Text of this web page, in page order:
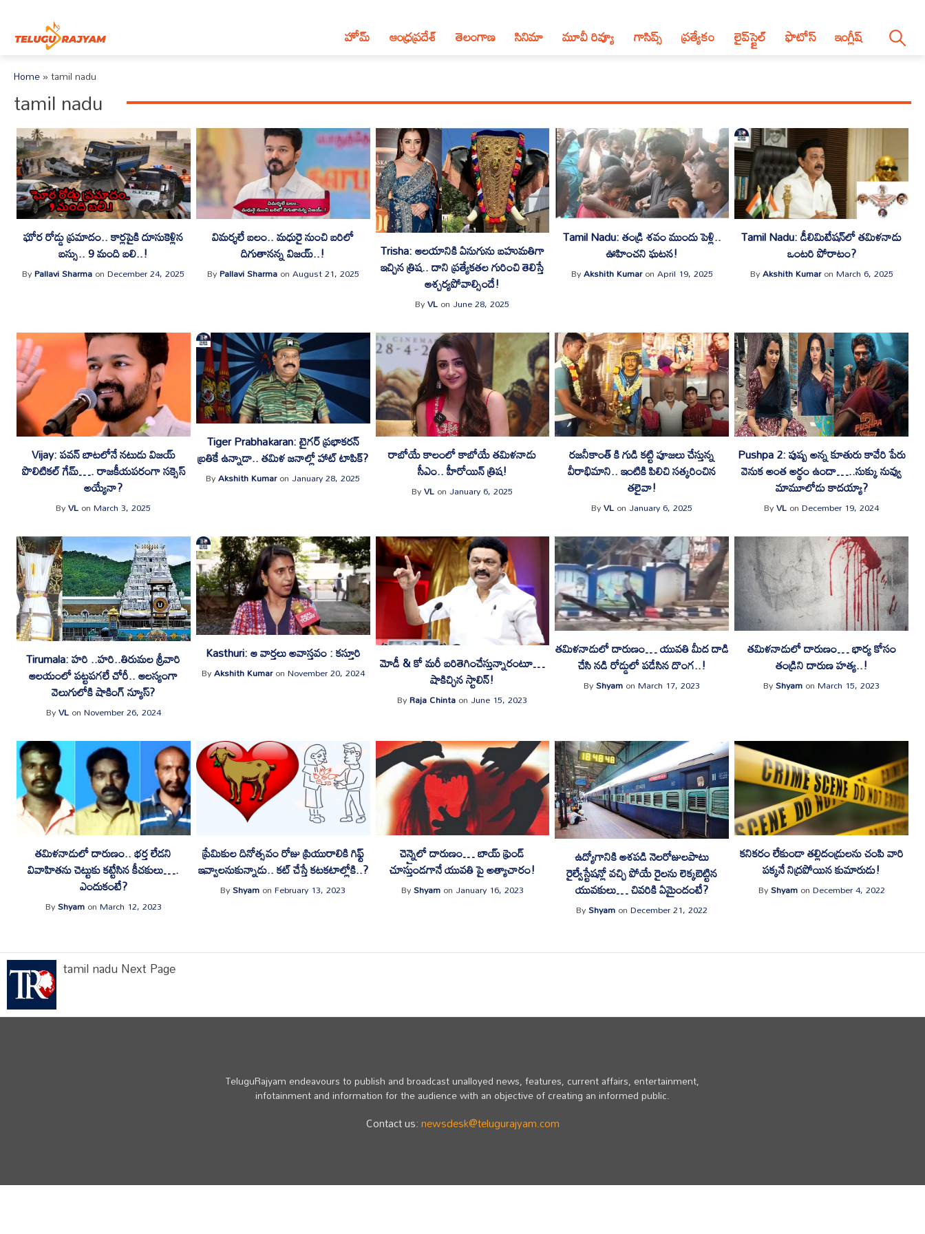
హోమ్ ఆంధ్ర‌ప్ర‌దేశ్‌ తెలంగాణ‌ సినిమా మూవీ రివ్యూ గాసిప్స్ ప్రత్యేకం లైప్‌స్టైల్‌ ఫొటోస్ ఇంగ్లీష్
Home»tamil nadu
tamil nadu
ఘోర రోడ్డు ప్రమాదం.. కార్లపైకి దూసుకెళ్లిన
బస్సు.. 9 మంది బలి..!
ByPallavi SharmaonDecember 24, 2025
విమర్శలే బలం.. మధురై నుంచి బరిలో
దిగుతానన్న విజయ్..!
ByPallavi SharmaonAugust 21, 2025
Trisha: ఆలయానికి ఏనుగును బహుమతిగా
ఇచ్చిన త్రిష.. దాని ప్రత్యేకతల గురించి తెలిస్తే
ఆశ్చర్యపోవాల్సిందే!
ByVLon June 28, 2025
Tamil Nadu: తండ్రి శవం ముందు పెళ్లి..
ఊహించని ఘటన!
ByAkshith KumaronApril 19, 2025
Tamil Nadu: డీలిమిటేషన్‌లో తమిళనాడు
ఒంటరి పోరాటం?
ByAkshith KumaronMarch 6, 2025
Vijay: పవన్ బాటలోనే నటుడు విజయ్
పొలిటికల్ గేమ్…. రాజకీయపరంగా సక్సెస్
అయ్యేనా?
ByVLonMarch 3, 2025
Tiger Prabhakaran: టైగర్ ప్రభాకరన్
బ్రతికే ఉన్నాడా.. తమిళ జనాల్లో హాట్ టాపిక్?
ByAkshith Kumaron January 28, 2025
రాబోయే కాలంలో కాబోయే తమిళనాడు
సీఎం.. హీరోయిన్ త్రిష!
ByVLon January 6, 2025
రజనీకాంత్ కి గుడి కట్టి పూజలు చేస్తున్న
వీరాభిమాని.. ఇంటికి పిలిచి సత్కరించిన
తలైవా!
ByVLon January 6, 2025
Pushpa 2: పుష్ప అన్న కూతురు కావేరి పేరు
వెనుక అంత అర్థం ఉందా…..సుక్కు నువ్వు
మామూలోడు కాదయ్యా?
ByVLonDecember 19, 2024
Tirumala: హరి ..హరి..తిరుమల శ్రీవారి
ఆలయంలో పట్టపగలే చోరీ.. ఆలస్యంగా
వెలుగులోకి షాకింగ్ న్యూస్?
ByVLonNovember 26, 2024
Kasthuri: ఆ వార్తలు అవాస్తవం : కస్తూరి
ByAkshith KumaronNovember 20, 2024 మోడీ & కో మరీ బరితెగించేస్తున్నారంటూ…
షాకిచ్చిన స్టాలిన్!
ByRaja Chintaon June 15, 2023
తమిళనాడులో దారుణం… యువతి మీద దాడి
చేసి నడి రోడ్డులో పడేసిన దొంగ..!
ByShyamonMarch 17, 2023
తమిళనాడులో దారుణం… భార్య కోసం
తండ్రిని దారుణ హత్య..!
ByShyamonMarch 15, 2023
తమిళనాడులో దారుణం.. భర్త లేడని
వివాహితను చెట్టుకు కట్టేసిన కీచకులు….
ఎందుకంటే?
ByShyamonMarch 12, 2023
ప్రేమికుల దినోత్సవం రోజు ప్రియురాలికి గిఫ్ట్
ఇవ్వాలనుకున్నాడు.. కట్ చేస్తే కటకటాల్లోకి..?
ByShyamonFebruary 13, 2023
చెన్నైలో దారుణం… బాయ్ ఫ్రెండ్
చూస్తుండగానే యువతి పై అత్యాచారం!
ByShyamon January 16, 2023
ఉద్యోగానికి ఆశపడి నెలరోజులపాటు
రైల్వేస్టేషన్లో వచ్చి పోయే రైలను లెక్కబెట్టిన
యువకులు… చివరికి ఏమైందంటే?
ByShyamonDecember 21, 2022
కనికరం లేకుండా తల్లిదండ్రులను చంపి వారి
పక్కనే నిద్రపోయిన కుమారుడు!
ByShyamonDecember 4, 2022
tamil nadu Next Page
TeluguRajyam endeavours to publish and broadcast unalloyed news, features, current affairs, entertainment,
infotainment and information for the audience with an objective of creating an informed public.
Contact us:newsdesk@telugurajyam.com